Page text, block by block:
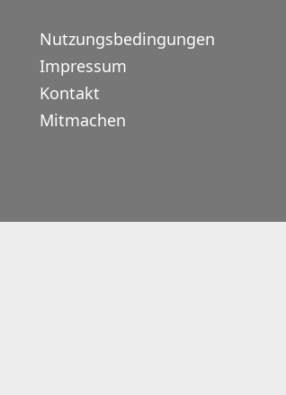
Nutzungsbedingungen
Impressum
Kontakt
Mitmachen